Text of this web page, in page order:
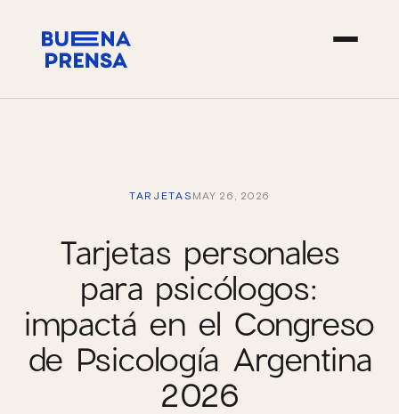
TARJETAS MAY 26, 2026
Tarjetas personales
para psicólogos:
impactá en el Congreso
de Psicología Argentina
2026